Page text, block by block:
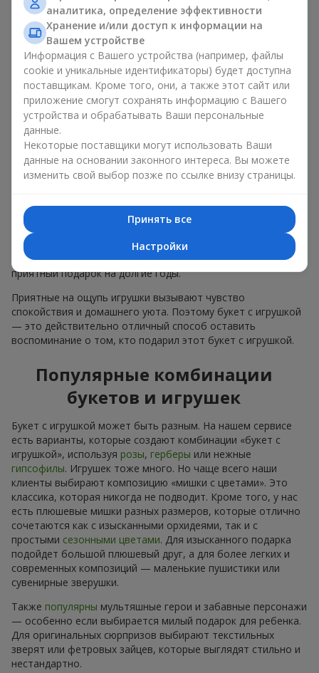
возраста, так идля любимых женщин, и дажедля коллег по
работев определенных случаях. Такой подарок
подчеркивает искреннюю заботу, уют и желание сделать
человеку приятно. Наflowers.uaможно найти
разнообразные предложения на любой вкус и бюджет,
чтобы сделать подарок в г. Мировка незабываемым.
Как мягкая игрушка
подчеркивает эмоции вместе
с цветами
их обновлять в памяти каждый раз, когда плюшевый друг
попадает в поле зрения. Вместе букет с игрушкой
работают идеально. Цветы и игрушка создают баланс
между красотой и нежностью, а также оставляют
приятный подарок на долгие годы.
Приятные на ощупь игрушки вызывают чувство
спокойствия и домашнего уюта. Поэтому букет с игрушкой
— это действительно отличный способ оставить
воспоминание о том, кто подарил этот букет с игрушкой.
Популярные комбинации
букетов и игрушек
Букет с игрушкой может быть разным. На нашем сервисе
есть варианты, которые создают комбинации «букет с
игрушкой», используя розы, герберы или нежные
гипсофилы. Игрушек тоже много. Но чаще всего наши
клиенты выбирают композицию «мишки с цветами». Это
классика, которая никогда не подводит. Кроме того, у нас
есть плюшевые мишки разных размеров, которые отлично
сочетаются как с изысканными орхидеями, так и с
простыми сезонными цветами. Для изысканного подарка
подойдет большой плюшевый друг, а для более легких и
современных композиций — маленькие пушистики или
сувенирные зверушки.
Также популярны мультяшные герои и забавные персонажи
— особенно если выбирается милый подарок для ребенка.
Для оригинальных сюрпризов выбирают текстильных
зверят или фетровых зайцев, которые выглядят стильно и
нестандартно.
аналитика, определение эффективности
Хранение и/или доступ к информации на
Вашем устройстве
Информация с Вашего устройства (например, файлы
cookie и уникальные идентификаторы) будет доступна
поставщикам. Кроме того, они, а также этот сайт или
приложение смогут сохранять информацию с Вашего
устройства и обрабатывать Ваши персональные
данные.
Некоторые поставщики могут использовать Ваши
данные на основании законного интереса. Вы можете
изменить свой выбор позже по ссылке внизу страницы.
Принять все
Настройки